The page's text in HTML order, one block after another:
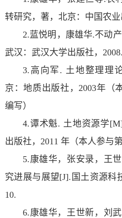
转研究，著，北京：中国农业
2.蓝悦明，康雄华.不动
武汉：武汉大学出版社，
3.高向军. 土地整理理
京：地质出版社，2003年（
编写）
4.谭术魁. 土地资源学
出版社，2011 年（本人参与
5.康雄华，张安录，王
究进展与展望[J].国土资源科
10.
6.康雄华，王世新，刘